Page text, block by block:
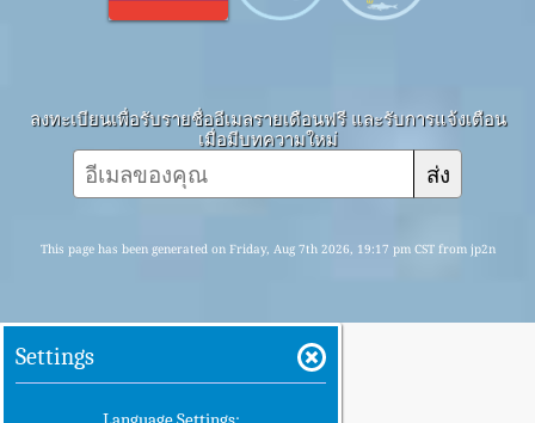
ลงทะเบียนเพื่อรับรายชื่ออีเมลรายเดือนฟรี และรับการแจ้งเตือน
เมื่อมีบทความใหม่
ส่ง
This page has been generated on Friday, Aug 7th 2026, 19:17 pm CST from jp2n
Settings